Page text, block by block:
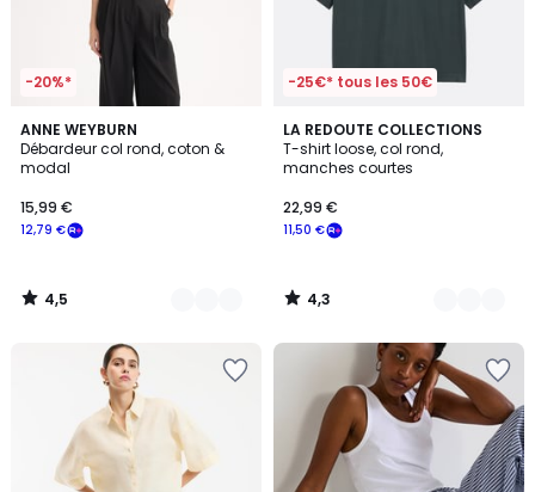
-20%*
ANNE WEYBURN
Débardeur col rond, coton &
modal
12,79 €
15,99 €
4,5
/ 5
2
Couleurs
4,5
/
-25€* tous les 50€
LA REDOUTE COLLECTIONS
T-shirt loose, col rond,
manches courtes
11,50 €
22,99 €
4,3
/ 5
3
Couleurs
4,3
/